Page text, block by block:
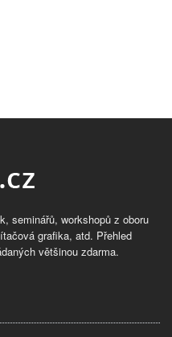
seminářů, workshopů z oboru
grafika, atd. Přehled
většinou zdarma.